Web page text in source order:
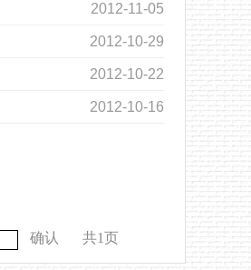
2012-11-05
2012-10-29
2012-10-22
2012-10-16
确认 共1页